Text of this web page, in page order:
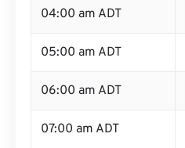
04:00 am ADT
05:00 am ADT
06:00 am ADT
07:00 am ADT